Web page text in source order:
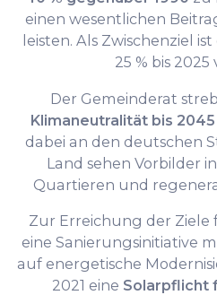
einen wesentlichen
leisten. Als Zwischenziel
25 % bis
Der Gemeinderat
Klimaneutralität bis 2045
dabei an den deutschen
Land sehen Vorbilder
Quartieren und
Zur Erreichung der
eine Sanierungsinitiative
auf energetische
2021 eine Solarpflicht